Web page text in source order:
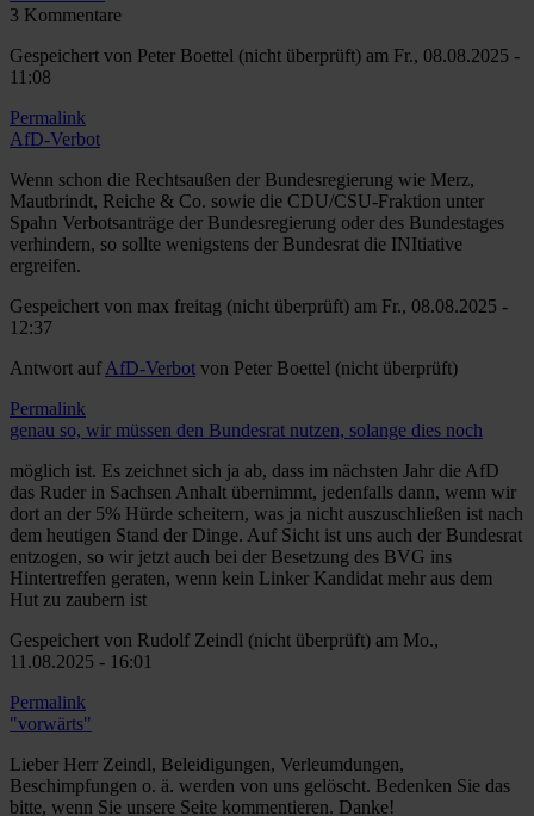
3 Kommentare
Gespeichert von Peter Boettel (nicht überprüft) am Fr., 08.08.2025 -
11:08
Permalink
AfD-Verbot
Wenn schon die Rechtsaußen der Bundesregierung wie Merz,
Mautbrindt, Reiche & Co. sowie die CDU/CSU-Fraktion unter
Spahn Verbotsanträge der Bundesregierung oder des Bundestages
verhindern, so sollte wenigstens der Bundesrat die INItiative
ergreifen.
Gespeichert von max freitag (nicht überprüft) am Fr., 08.08.2025 -
12:37
Antwort auf AfD-Verbot von Peter Boettel (nicht überprüft)
Permalink
genau so, wir müssen den Bundesrat nutzen, solange dies noch
möglich ist. Es zeichnet sich ja ab, dass im nächsten Jahr die AfD
das Ruder in Sachsen Anhalt übernimmt, jedenfalls dann, wenn wir
dort an der 5% Hürde scheitern, was ja nicht auszuschließen ist nach
dem heutigen Stand der Dinge. Auf Sicht ist uns auch der Bundesrat
entzogen, so wir jetzt auch bei der Besetzung des BVG ins
Hintertreffen geraten, wenn kein Linker Kandidat mehr aus dem
Hut zu zaubern ist
Gespeichert von Rudolf Zeindl (nicht überprüft) am Mo.,
11.08.2025 - 16:01
Permalink
"vorwärts"
Lieber Herr Zeindl, Beleidigungen, Verleumdungen,
Beschimpfungen o. ä. werden von uns gelöscht. Bedenken Sie das
bitte, wenn Sie unsere Seite kommentieren. Danke!